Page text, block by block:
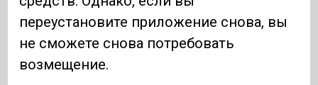
переустановите приложение снова, вы
не сможете снова потребовать
возмещение.